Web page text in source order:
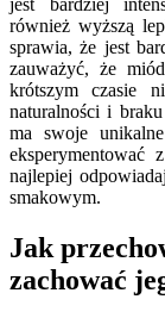
również wyższą
sprawia, że jest
zauważyć, że
krótszym czasie
naturalności i
ma swoje
eksperymentować
najlepiej
smakowym.
Jak
zachować